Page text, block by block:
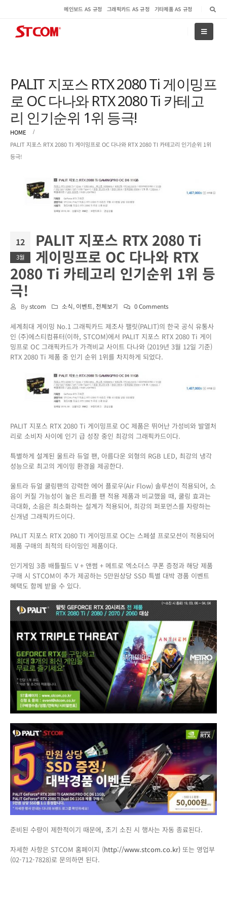
메인보드 AS 규정 그래픽카드 AS 규정 기타제품 AS 규정
PALIT 지포스 RTX 2080 Ti 게이밍프
로 OC 다나와 RTX 2080 Ti 카테고
리 인기순위 1위 등극!
HOME
PALIT 지포스 RTX 2080 TI 게이밍프로 OC 다나와 RTX 2080 TI 카테고리 인기순위 1위
등극!
12
3월
PALIT 지포스 RTX 2080 Ti
게이밍프로 OC 다나와 RTX
2080 Ti 카테고리 인기순위 1위 등
극!
Bystcom 소식, 이벤트, 전체보기 0 Comments
세계최대 게이밍 No.1 그래픽카드 제조사 팰릿(PALIT)의 한국 공식 유통사
인 (주)에스티컴퓨터(이하, STCOM)에서 PALIT 지포스 RTX 2080 Ti 게이
밍프로 OC 그래픽카드가 가격비교 사이트 다나와 (2019년 3월 12일 기준)
RTX 2080 Ti 제품 중 인기 순위 1위를 차지하게 되었다.
PALIT 지포스 RTX 2080 Ti 게이밍프로 OC 제품은 뛰어난 가성비와 발열처
리로 소비자 사이에 인기 급 성장 중인 최강의 그래픽카드이다.
특별하게 설계된 울트라 듀얼 팬, 아름다운 외형의 RGB LED, 최강의 냉각
성능으로 최고의 게이밍 환경을 제공한다.
울트라 듀얼 쿨링팬의 강력한 에어 플로우(Air Flow) 솔루션이 적용되어, 소
음이 커질 가능성이 높은 트리플 팬 적용 제품과 비교했을 때, 쿨링 효과는
극대화, 소음은 최소화하는 설계가 적용되어, 최강의 퍼포먼스를 자랑하는
신개념 그래픽카드이다.
PALIT 지포스 RTX 2080 TI 게이밍프로 OC는 스페셜 프로모션이 적용되어
제품 구매의 최적의 타이밍인 제품이다.
인기게임 3종 배틀필드 V + 앤썸 + 메트로 엑소더스 쿠폰 증정과 해당 제품
구매 시 STCOM이 추가 제공하는 5만원상당 SSD 특별 대박 경품 이벤트
혜택도 함께 받을 수 있다.
준비된 수량이 제한적이기 때문에, 조기 소진 시 행사는 자동 종료된다.
자세한 사항은 STCOM 홈페이지 (http://www.stcom.co.kr) 또는 영업부
(02-712-7828)로 문의하면 된다.